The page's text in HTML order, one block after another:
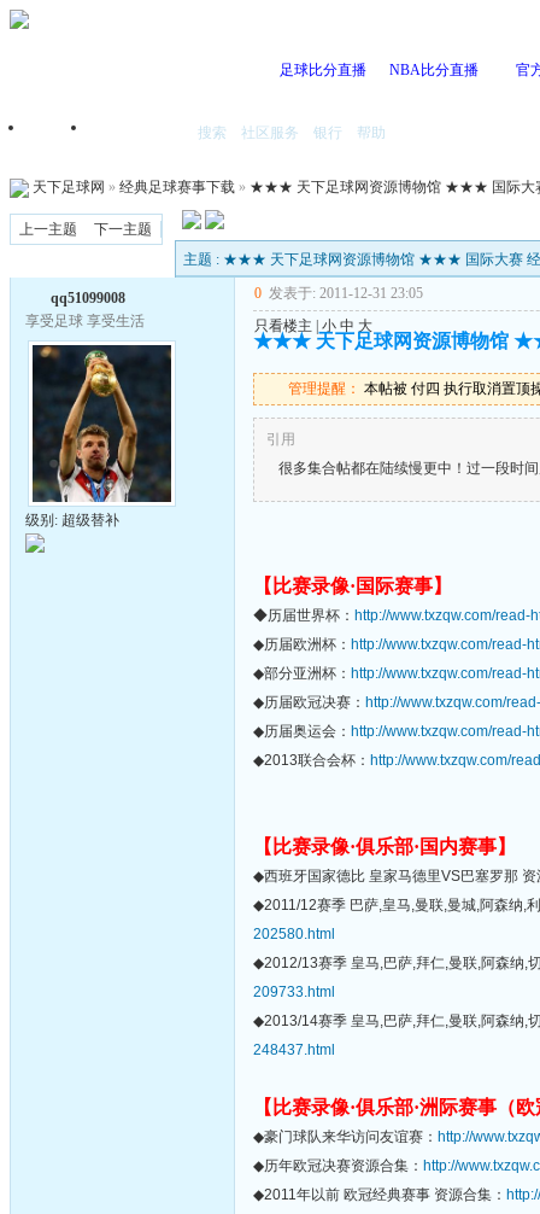
足球比分直播 NBA比分直播 官
首页 搜索 社区服务 银行 帮助
天下足球网 » 经典足球赛事下载 » ★★★ 天下足球网资源博物馆 ★★★ 国际大
上一主题
下一主题
主题 : ★★★ 天下足球网资源博物馆 ★★★ 国际大赛
qq51099008
享受足球 享受生活
级别: 超级替补
0 发表于: 2011-12-31 23:05
只看楼主
小 中 大
★★★ 天下足球网资源博物馆
管理提醒： 本帖被 付四 执行取消置顶
引用
很多集合帖都在陆续慢更中！过一段时
【比赛录像·国际赛事】
◆历届世界杯： http://www.txzqw.com/read-
◆历届欧洲杯： http://www.txzqw.com/read-
◆部分亚洲杯： http://www.txzqw.com/read-
◆历届欧冠决赛： http://www.txzqw.com/
◆历届奥运会： http://www.txzqw.com/read-
◆2013联合会杯： http://www.txzqw.com/
【比赛录像·俱乐部·国内赛事】
◆西班牙国家德比 皇家马德里VS巴塞罗那 资
◆2011/12赛季 巴萨,皇马,曼联,曼城,阿森纳,
202580.html
◆2012/13赛季 皇马,巴萨,拜仁,曼联,阿森纳,
209733.html
◆2013/14赛季 皇马,巴萨,拜仁,曼联,阿森纳,
248437.html
【比赛录像·俱乐部·洲际赛事（
◆豪门球队来华访问友谊赛： http://
◆历年欧冠决赛资源合集： http://
◆2011年以前 欧冠经典赛事 资源合集：